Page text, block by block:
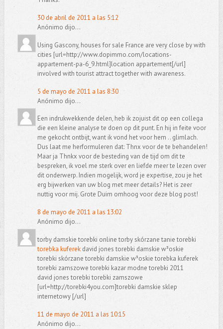
30 de abril de 2011 a las 5:12
Anónimo dijo...
Using Gascony, houses for sale France are very close by with
cities [url=http://www.dopimmo.com/locations-
appartement-pa-6_9.html]location appartement[/url]
involved with tourist attract together with awareness.
5 de mayo de 2011 a las 8:30
Anónimo dijo...
Een indrukwekkende delen, heb ik zojuist dit op een collega
die een kleine analyse te doen op dit punt. En hij in feite voor
me gekocht ontbijt, want ik vond het voor hem .. glimlach.
Dus laat me herformuleren dat: Thnx voor de te behandelen!
Maar ja Thnkx voor de besteding van de tijd om dit te
bespreken, ik voel me sterk over en liefde meer te lezen over
dit onderwerp. Indien mogelijk, word je expertise, zou je het
erg bijwerken van uw blog met meer details? Het is zeer
nuttig voor mij. Grote Duim omhoog voor deze blog post!
8 de mayo de 2011 a las 13:02
Anónimo dijo...
torby damskie torebki online torby skórzane tanie torebki
torebka kuferekdavid jones torebki damskie w³oskie
torebki skórzane torebki damskie w³oskie torebka kuferek
torebki zamszowe torebki kazar modne torebki 2011
david jones torebki torebki zamszowe
[url=http://torebki4you.com]torebki damskie sklep
internetowy [/url]
11 de mayo de 2011 a las 10:15
Anónimo dijo...